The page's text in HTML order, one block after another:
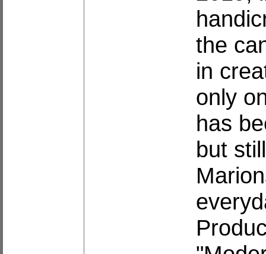
the
in
only
has
but